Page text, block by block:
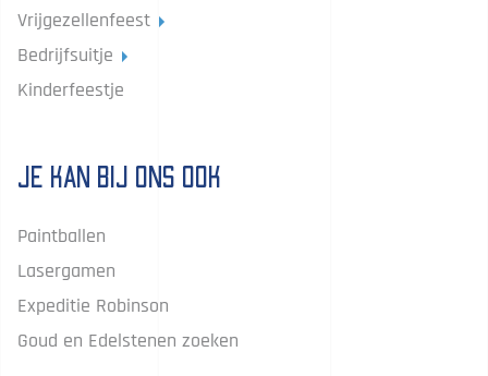
Vrijgezellenfeest
Bedrijfsuitje
Kinderfeestje
Je kan bij ons ook
Paintballen
Lasergamen
Expeditie Robinson
Goud en Edelstenen zoeken